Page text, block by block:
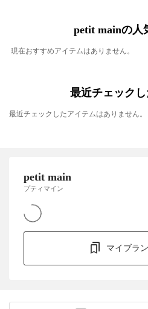
petit mainの人
現在おすすめアイテムはありません。
最近チェック
最近チェックしたアイテムはありません。
petit main
プティマイン
マイブラ